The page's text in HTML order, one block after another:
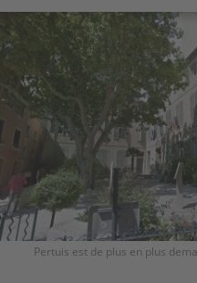
Image
Pertuis est de plus en plus